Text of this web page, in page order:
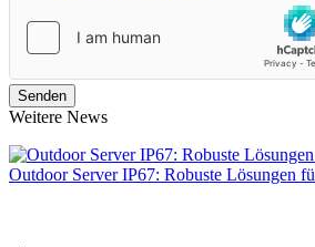
Weitere News
Outdoor Server IP67: Robuste Lösungen